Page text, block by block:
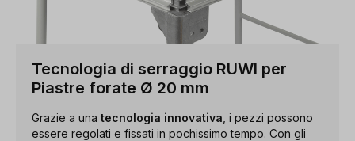
Tecnologia di serraggio RUWI per
Piastre forate Ø 20 mm
Grazie a una tecnologia innovativa , i pezzi possono
essere regolati e fissati in pochissimo tempo. Con gli